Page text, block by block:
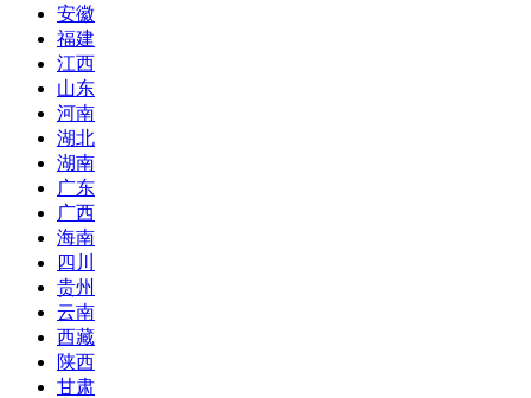
安徽
福建
江西
山东
河南
湖北
湖南
广东
广西
海南
四川
贵州
云南
西藏
陕西
甘肃